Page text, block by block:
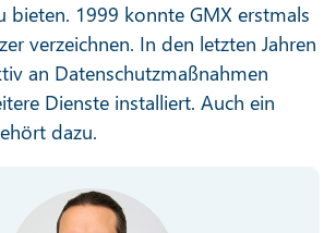
bieten. 1999 konnte GMX erstmals
verzeichnen. In den letzten Jahren
an Datenschutzmaßnahmen
Dienste installiert. Auch ein
dazu.